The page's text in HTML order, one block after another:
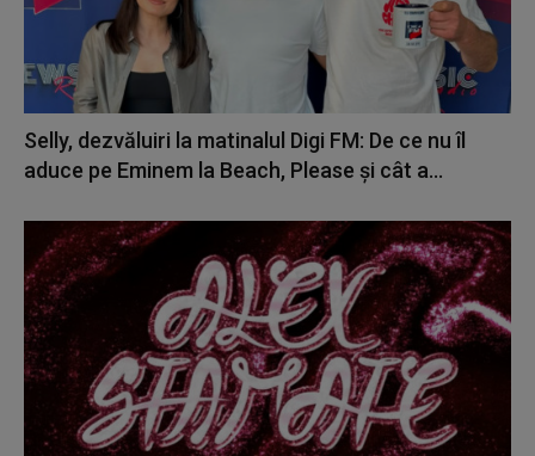
Selly, dezvăluiri la matinalul Digi FM: De ce nu îl
aduce pe Eminem la Beach, Please și cât a...